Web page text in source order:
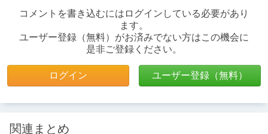
コメントを書き込むにはログインしている必要があり
ます。
ユーザー登録（無料）がお済みでない方はこの機会に
是非ご登録ください。
ログイン ユーザー登録（無料）
関連まとめ